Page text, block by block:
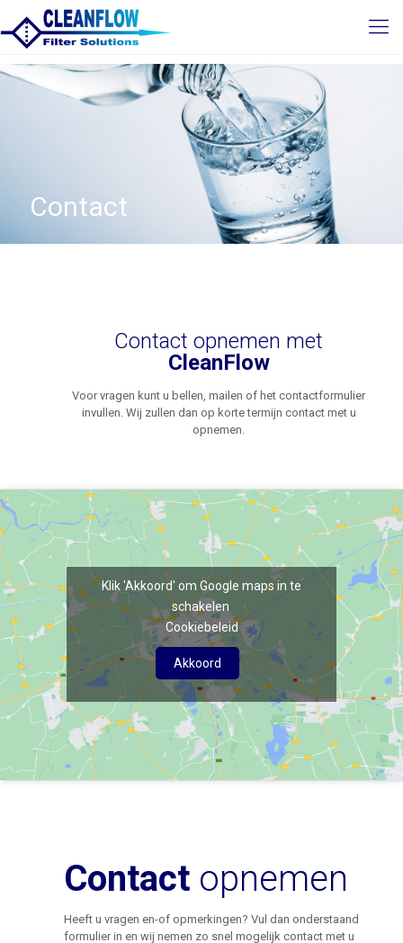
Contact
Contact opnemen met
CleanFlow
Voor vragen kunt u bellen, mailen of het contactformulier
invullen. Wij zullen dan op korte termijn contact met u
opnemen.
Klik 'Akkoord' om Google maps in te
schakelen
Cookiebeleid
Akkoord
Contact opnemen
Heeft u vragen en-of opmerkingen? Vul dan onderstaand
formulier in en wij nemen zo snel mogelijk contact met u